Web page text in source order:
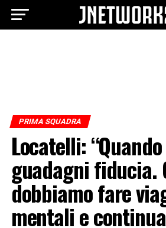
PRIMA SQUADRA
Locatelli:
guadagni fiducia.
dobbiamo fare
mentali e